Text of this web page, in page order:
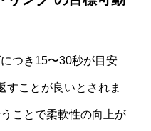
つき15〜30秒が目安
すことが良いとされま
ことで柔軟性の向上が